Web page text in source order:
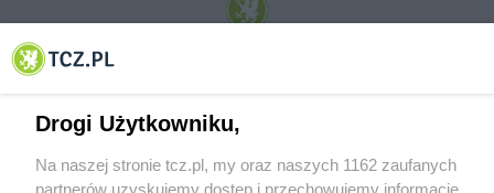
© 2001-2026 Tczew - TCZ.PL Sp. z o.o. Internetowy Serwis Informacyjny Miasta
Drogi Użytkowniku,
Na naszej stronie tcz.pl, my oraz naszych 1162 zaufanych
partnerów uzyskujemy dostęp i przechowujemy informacje